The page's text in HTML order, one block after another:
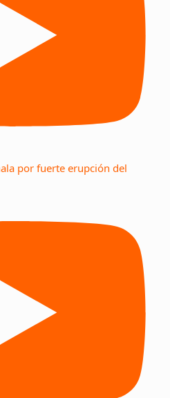
por fuerte erupción del